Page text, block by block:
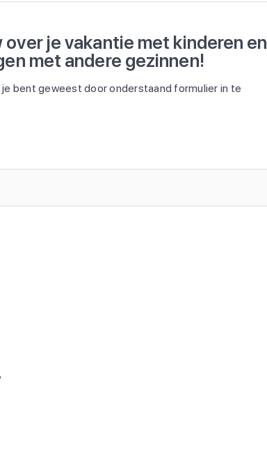
je vakantie met kinderen en
met andere gezinnen!
bent geweest door onderstaand formulier in te